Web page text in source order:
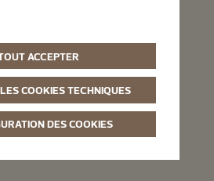
ACCEPTER
COOKIES TECHNIQUES
DES COOKIES